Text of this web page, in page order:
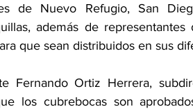
de Nuevo Refugio, San
además de
que sean distribuidos en sus
Fernando Ortiz Herrera,
los cubrebocas son